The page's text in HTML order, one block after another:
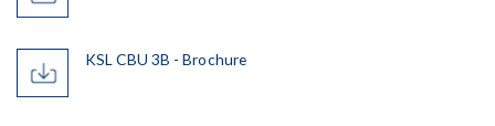
KSL CBU 3B - Brochure